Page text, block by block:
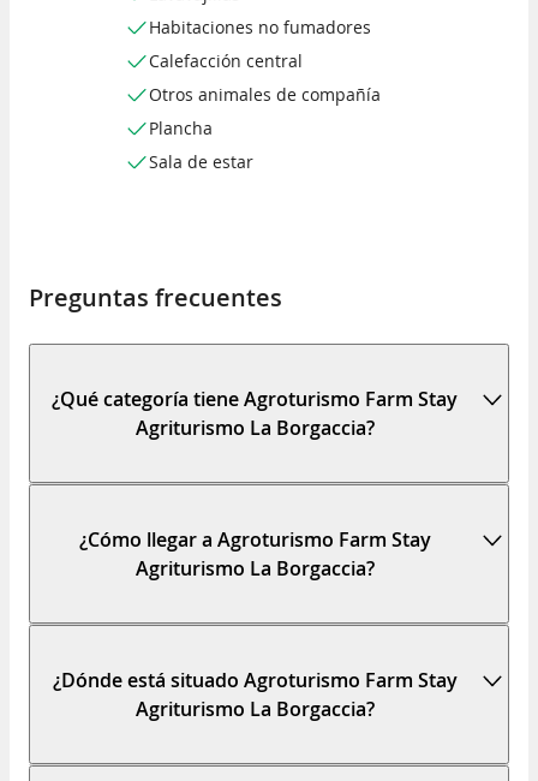
Habitaciones no fumadores
Calefacción central
Otros animales de compañía
Plancha
Sala de estar
Preguntas frecuentes
¿Qué categoría tiene Agroturismo Farm Stay
Agriturismo La Borgaccia?
¿Cómo llegar a Agroturismo Farm Stay
Agriturismo La Borgaccia?
¿Dónde está situado Agroturismo Farm Stay
Agriturismo La Borgaccia?